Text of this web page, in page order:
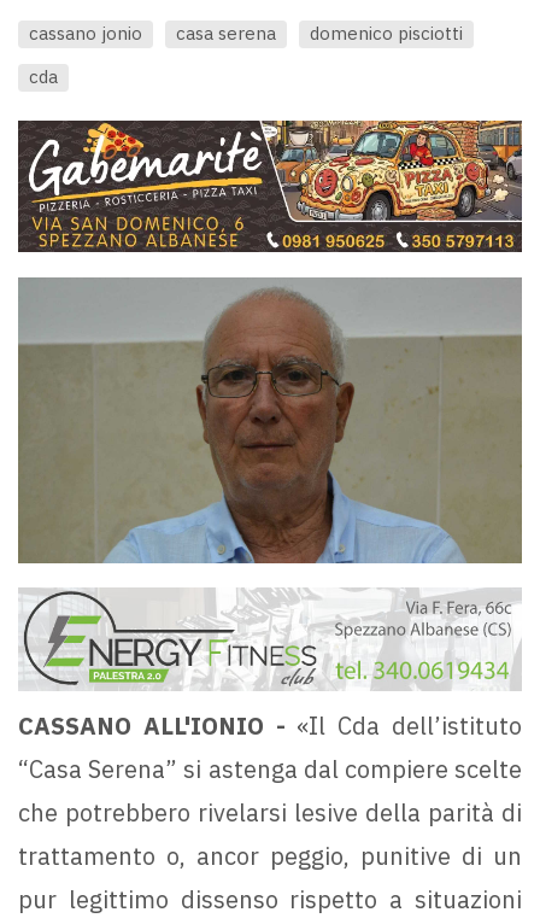
cassano jonio casa serena
domenico pisciotti
cda
CASSANO ALL'IONIO - «Il Cda dell’istituto
“Casa Serena” si astenga dal compiere scelte
che potrebbero rivelarsi lesive della parità di
trattamento o, ancor peggio, punitive di un
pur legittimo dissenso rispetto a situazioni